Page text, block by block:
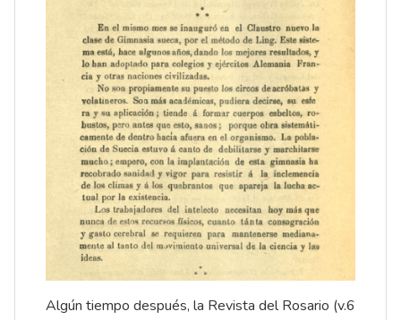
Algún tiempo después, la Revista del Rosario (v.6